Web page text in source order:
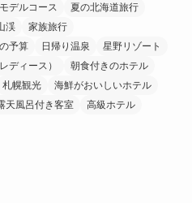
デルコース
夏の北海道旅行
渓
家族旅行
予算 日帰り温泉
星野リゾート
ディース）
朝食付きのホテル
札幌観光
海鮮がおいしいホテル
天風呂付き客室 高級ホテル